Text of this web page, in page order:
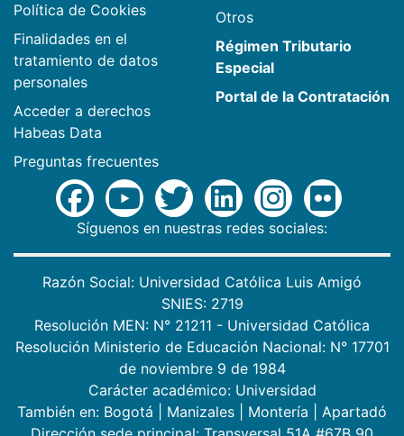
Política de Cookies
Finalidades en el
tratamiento de datos
personales
Acceder a derechos
Habeas Data
Preguntas frecuentes
Otros
Régimen Tributario
Especial
Portal de la Contratación
Síguenos en nuestras redes sociales:
Razón Social: Universidad Católica Luis Amigó
SNIES: 2719
Resolución MEN: N° 21211 - Universidad Católica
Resolución Ministerio de Educación Nacional: N° 17701
de noviembre 9 de 1984
Carácter académico: Universidad
También en: Bogotá Manizales Montería
Apartadó